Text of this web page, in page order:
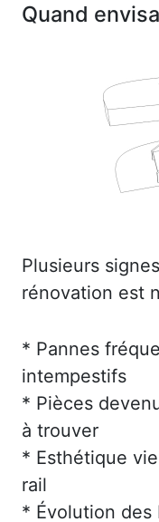
Quand
Plusieurs
rénovation est
* Pannes
intempestifs
* Pièces
à trouver
* Esthétique
rail
* Évolution des